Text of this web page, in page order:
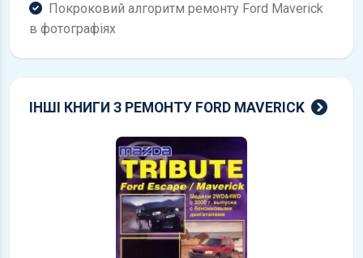
Покроковий алгоритм ремонту Ford Maverick
в фотографіях
ІНШІ КНИГИ З РЕМОНТУ FORD MAVERICK